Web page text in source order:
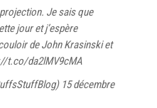
Je sais que
jour et j’espère
de John Krasinski et
t.co/da2lMV9cMA
15 décembre